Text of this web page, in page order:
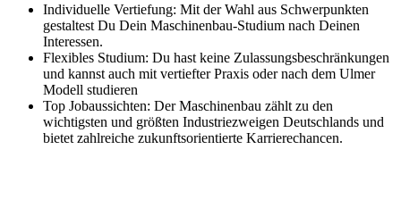
Individuelle Vertiefung: Mit der Wahl aus Schwerpunkten
gestaltest Du Dein Maschinenbau-Studium nach Deinen
Interessen.
Flexibles Studium: Du hast keine Zulassungsbeschränkungen
und kannst auch mit vertiefter Praxis oder nach dem Ulmer
Modell studieren
Top Jobaussichten: Der Maschinenbau zählt zu den
wichtigsten und größten Industriezweigen Deutschlands und
bietet zahlreiche zukunftsorientierte Karrierechancen.